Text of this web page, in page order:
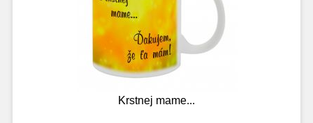
Krstnej mame...